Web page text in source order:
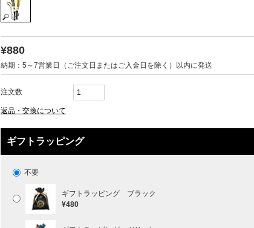
¥880
納期：5～7営業日（ご注文日またはご入金日を除く）以内に発送
注文数
返品・交換について
ギフトラッピング
不要
ギフトラッピング ブラック
¥480